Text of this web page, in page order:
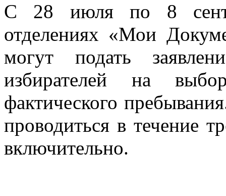
С 28 июля по 8
отделениях «Мои
могут подать
избирателей на
фактического
проводиться в течение
включительно.